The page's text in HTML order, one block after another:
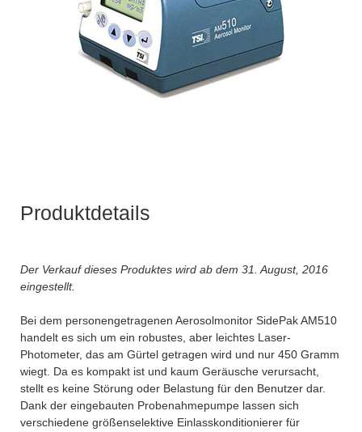
Produktdetails
Der Verkauf dieses Produktes wird ab dem 31. August, 2016
eingestellt.
Bei dem personengetragenen Aerosolmonitor SidePak AM510
handelt es sich um ein robustes, aber leichtes Laser-
Photometer, das am Gürtel getragen wird und nur 450 Gramm
wiegt. Da es kompakt ist und kaum Geräusche verursacht,
stellt es keine Störung oder Belastung für den Benutzer dar.
Dank der eingebauten Probenahmepumpe lassen sich
verschiedene größenselektive Einlasskonditionierer für